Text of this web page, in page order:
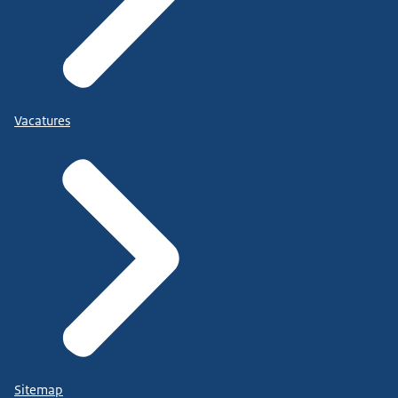
Vacatures
Sitemap